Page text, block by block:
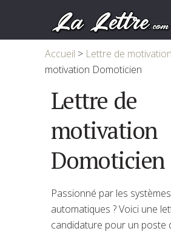
Accueil > Lettre de motivation
motivation Domoticien
Lettre de
motivation
Domoticien
Passionné par les systèmes
automatiques ? Voici une
candidature pour un poste